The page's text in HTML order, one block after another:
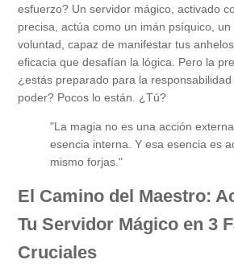
esfuerzo? Un servidor mágico, activado
precisa, actúa como un imán psíquico,
voluntad, capaz de manifestar tus
eficacia que desafían la lógica. Pero la
¿estás preparado para la
poder? Pocos lo están. ¿Tú?
"La magia no es una acción
esencia interna. Y esa esencia es
mismo forjas."
El Camino del Maestro:
Tu Servidor Mágico en 3
Cruciales